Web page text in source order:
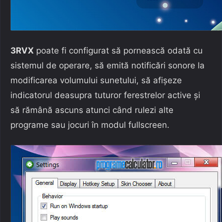
3RVX poate fi configurat să pornească odată cu
sistemul de operare, să emită notificări sonore la
modificarea volumului sunetului, să afișeze
indicatorul deasupra tuturor ferestrelor active și
să rămână ascuns atunci când rulezi alte
programe sau jocuri în modul fullscreen.